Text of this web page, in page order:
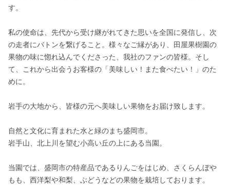
す。
私の使命は、先代から受け継がれてきた思いを全国に発信し、次
の走者にバトンを繋げること。様々なご縁があり、田屋果樹園の
果物の味に惚れ込んでくださった、我社のファンの皆様。そし
て、これから出会うお客様の「美味しい！また食べたい！」のた
めに。
岩手の大地から、皆様の元へ美味しい果物をお届け致します。
自然と文化に育まれた水と緑のまち盛岡市。
岩手山、北上川を望む小高い丘の上にある当園。
当園では、盛岡市の特産品であるりんごをはじめ、さくらんぼや
もも、西洋梨や和梨、ぶどうなどの果物を栽培しております。